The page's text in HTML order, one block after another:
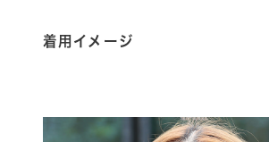
着用イメージ